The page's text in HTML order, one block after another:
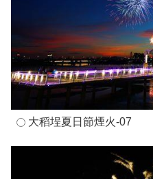
大稻埕夏日節煙火-07